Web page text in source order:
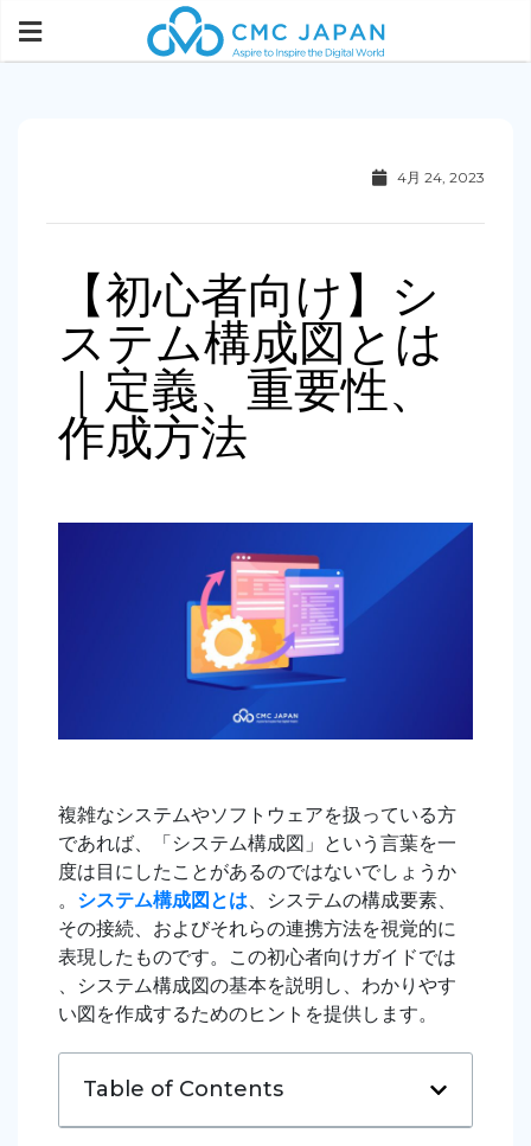
4月 24, 2023
【初心者向け】シ
ステム構成図とは
｜定義、重要性、
作成方法
複雑なシステムやソフトウェアを扱っている方
であれば、「システム構成図」という言葉を一
度は目にしたことがあるのではないでしょうか
。 システム構成図とは、システムの構成要素、
その接続、およびそれらの連携方法を視覚的に
表現したものです。この初心者向けガイドでは
、システム構成図の基本を説明し、わかりやす
い図を作成するためのヒントを提供します。
Table of Contents